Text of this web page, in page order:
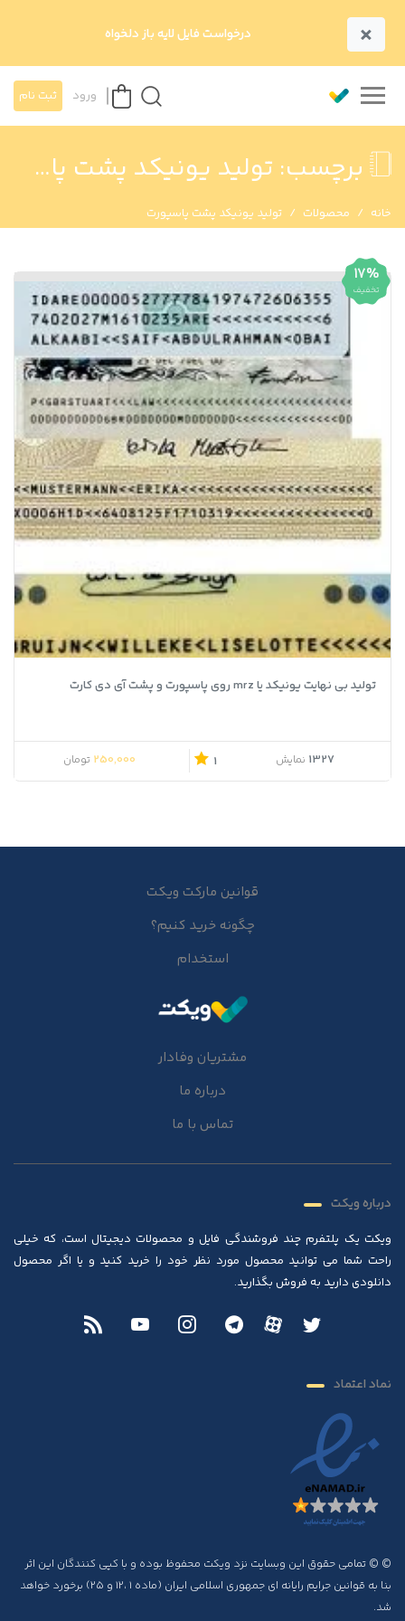
× درخواست فایل لایه باز دلخواه
ورود ثبت نام
برچسب: تولید یونیکد پشت پاسپورت
خانه محصولات تولید یونیکد پشت پاسپورت
17%
تخفیف
تولید بی نهایت یونیکد یا mrz روی پاسپورت و پشت آی دی کارت
1327 نمایش 1 قیمت اصلی 300,000 تومان بود.
250,000 تومانقیمت فعلی 250,000 تومان است.
قوانین مارکت ویکت
چگونه خرید کنیم؟
استخدام
مشتریان وفادار
درباره ما
تماس با ما
درباره ویکت
ویکت یک پلتفرم چند فروشندگی فایل و محصولات دیجیتال است، که خیلی
راحت شما می توانید محصول مورد نظر خود را خرید کنید و یا اگر محصول
دانلودی دارید به فروش بگذارید.
نماد اعتماد
© © تمامی حقوق این وبسایت نزد ویکت محفوظ بوده و با کپی کنندگان این اثر
بنا به قوانین جرایم رایانه ای جمهوری اسلامی ایران (ماده ۱ ،۱۲ و ۲۵) برخورد خواهد
شد.